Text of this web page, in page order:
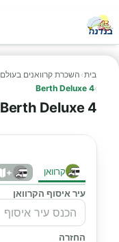
בית› השכרת קרוואנים בעולם
›
4 Berth Deluxe
4 Berth Deluxe
קרוואן +
עיר איסוף הקרוואן
החזרה